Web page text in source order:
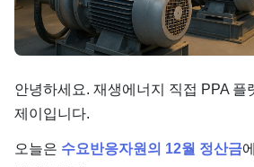
PPA 플레이
에너지브리핑
단가
회사소개
안녕하세요. 재생에너지 직접 PPA 플
제이입니다.
오늘은 수요반응자원의 12월 정산금